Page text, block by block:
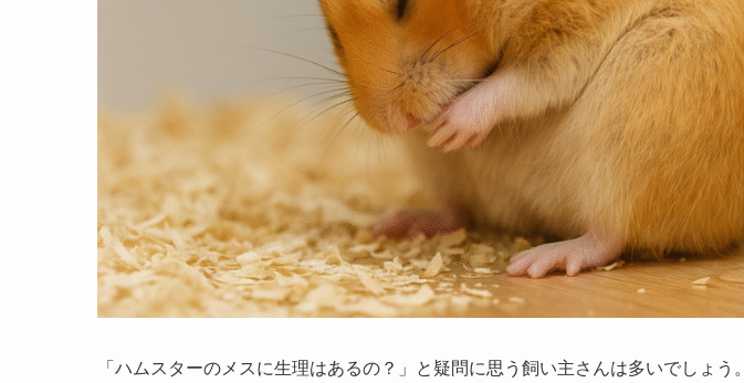
「ハムスターのメスに生理はあるの？」と疑問に思う飼い主さんは多いでしょう。